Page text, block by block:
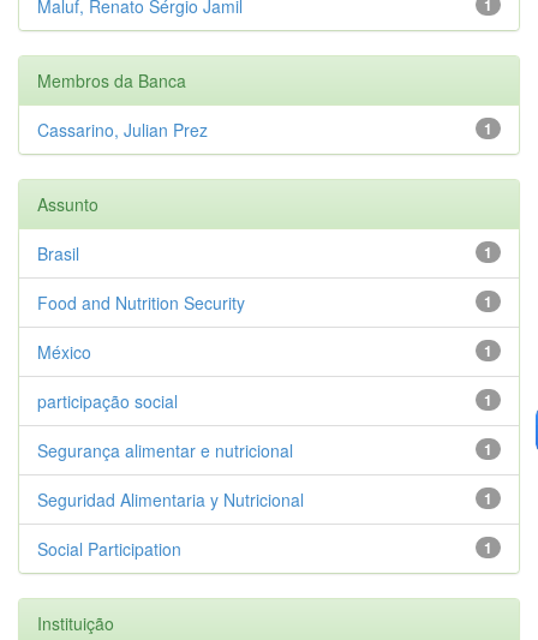
1
Maluf, Renato Sérgio Jamil
Membros da Banca
1
Cassarino, Julian Prez
Assunto
1
Brasil
1
Food and Nutrition Security
1
México
1
participação social
1
Segurança alimentar e nutricional
1
Seguridad Alimentaria y Nutricional
1
Social Participation
Instituição